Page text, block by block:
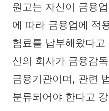
원고는 자신이 금융
에 따라 금융업에 적
험료를 납부해왔다
신의 회사가 금융감
금융기관이며, 관련
분류되어야 한다고